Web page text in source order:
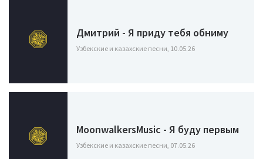
Дмитрий - Я приду тебя обниму
Узбекские и казахские песни, 10.05.26
MoonwalkersMusic - Я буду первым
Узбекские и казахские песни, 07.05.26